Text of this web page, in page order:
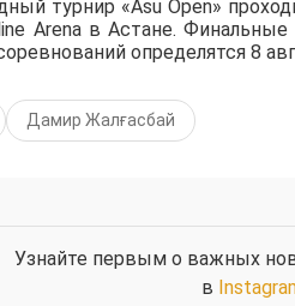
турнир «Asu Open»
Arena в Астане.
определятся 8
Дамир Жалғасбай
Узнайте первым о важных
в